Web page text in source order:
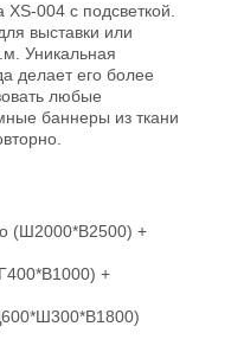
XS-004 с подсветкой.
выставки или
Уникальная
делает его более
любые
баннеры из ткани
(Ш2000*В2500) +
+